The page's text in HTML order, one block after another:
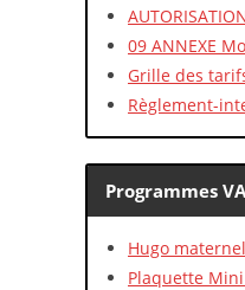
09 ANNEXE
Grille des
Règlement-
Programmes
Hugo
Plaquette